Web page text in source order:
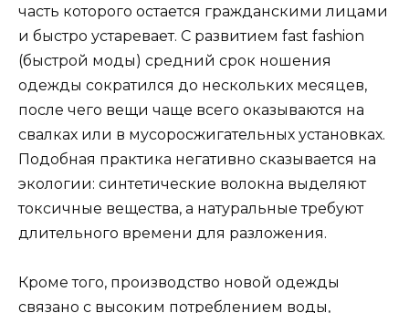
часть которого остается гражданскими лицами
и быстро устаревает. С развитием fast fashion
(быстрой моды) средний срок ношения
одежды сократился до нескольких месяцев,
после чего вещи чаще всего оказываются на
свалках или в мусоросжигательных установках.
Подобная практика негативно сказывается на
экологии: синтетические волокна выделяют
токсичные вещества, а натуральные требуют
длительного времени для разложения.
Кроме того, производство новой одежды
связано с высоким потреблением воды,